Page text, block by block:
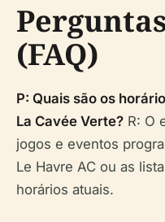
(FAQ)
P: Quais são os
La Cavée Verte? R: O
jogos e eventos
Le Havre AC ou as
horários atuais.